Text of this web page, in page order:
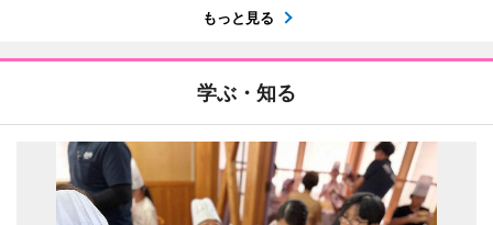
もっと見る
学ぶ・知る